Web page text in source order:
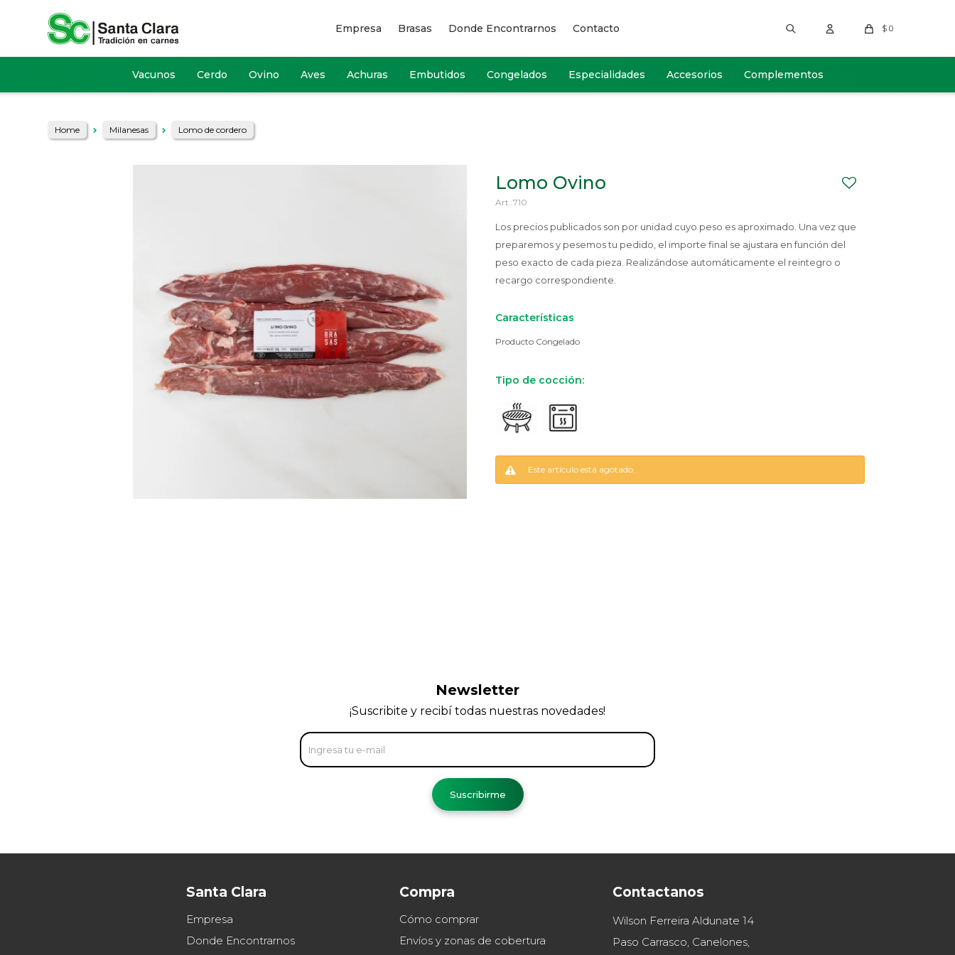
Vacunos Cerdo Ovino Aves Achuras Embutidos Congelados Especialidades Accesorios Complementos
$ 0
Empresa Brasas Donde Encontrarnos Contacto
Home Milanesas Lomo de cordero
Lomo Ovino
710
Los precios publicados son por unidad cuyo peso es aproximado. Una vez que
preparemos y pesemos tu pedido, el importe final se ajustara en función del
peso exacto de cada pieza. Realizándose automáticamente el reintegro o
recargo correspondiente.
Características
Producto Congelado
Tipo de cocción:
Este artículo está agotado.
Santa Clara
Empresa
Donde Encontrarnos
Compra
Cómo comprar
Envíos y zonas de cobertura
Contactanos
Wilson Ferreira Aldunate 14
Paso Carrasco, Canelones,
Newsletter
¡Suscribite y recibí todas nuestras novedades!
Suscribirme